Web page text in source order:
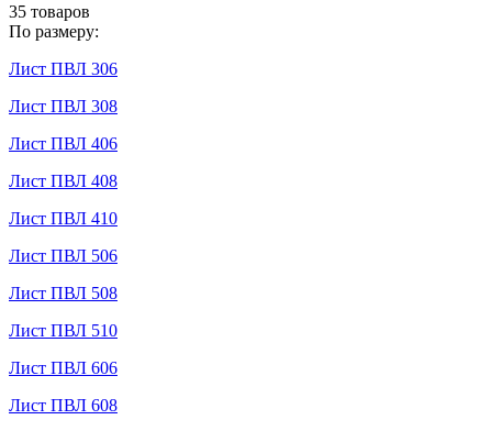
35 товаров
По размеру:
Лист ПВЛ 306
Лист ПВЛ 308
Лист ПВЛ 406
Лист ПВЛ 408
Лист ПВЛ 410
Лист ПВЛ 506
Лист ПВЛ 508
Лист ПВЛ 510
Лист ПВЛ 606
Лист ПВЛ 608